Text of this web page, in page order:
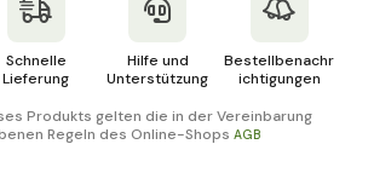
Schnelle
Lieferung
Hilfe und
Unterstützung
Bestellbenachr
ichtigungen
Produkts gelten die in der Vereinbarung
Regeln des Online-Shops AGB